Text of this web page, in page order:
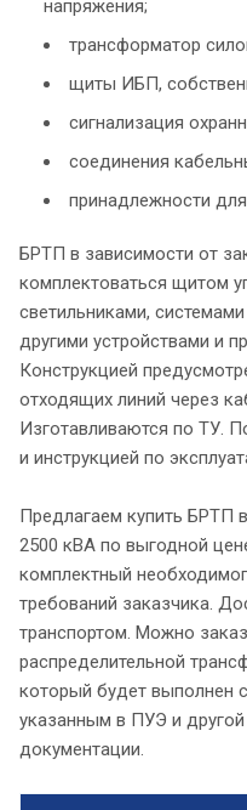
напряжения;
трансформатор
щиты ИБП,
сигнализация
соединения
принадлежности
БРТП в зависимости от
комплектоваться щитом
светильниками,
другими устройствами и
Конструкцией
отходящих линий через
Изготавливаются по ТУ.
и инструкцией по
Предлагаем купить
2500 кВА по выгодной
комплектный
требований заказчика.
транспортом. Можно
распределительной
который будет выполнен
указанным в ПУЭ и
документации.